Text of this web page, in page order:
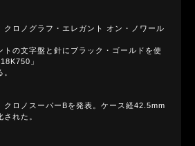
ロノグラフ・エレガント オン・ノワール
トの文字盤と針にブラック・ゴールドを使
」
ロノスーパーBを発表。ケース経42.5mm
れた。